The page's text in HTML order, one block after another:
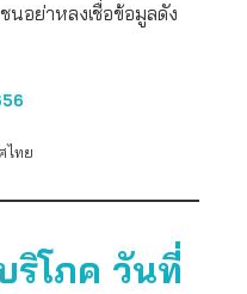
นอย่าหลงเชื่อข้อมูลดัง
ไทย
ริโภค วันที่